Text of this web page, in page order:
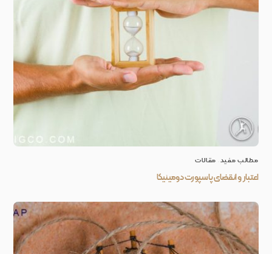
مطالب مفید مقالات
اعتبار و انقضای پاسپورت دومینیکا